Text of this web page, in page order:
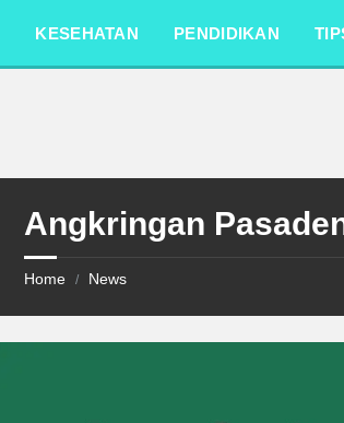
KESEHATAN PENDIDIKAN
Angkringan
Home / News